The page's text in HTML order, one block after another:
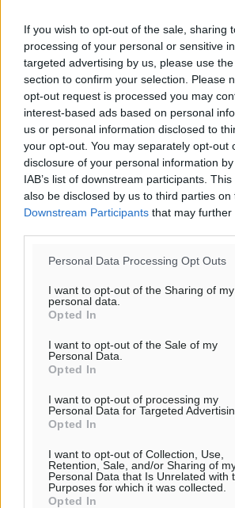
If you wish to opt-out of the sale, sharing
processing of your personal or sensitive
targeted advertising by us, please use
section to confirm your selection. Please
opt-out request is processed you may
interest-based ads based on personal
us or personal information disclosed to
your opt-out. You may separately opt-out
disclosure of your personal information
IAB’s list of downstream participants.
also be disclosed by us to third parties on
Downstream Participants that may
Personal Data Processing Opt Outs
I want to opt-out of the Sharing of my
personal data.
Opted In
I want to opt-out of the Sale of my
Personal Data.
Opted In
I want to opt-out of processing my
Personal Data for Targeted
Opted In
I want to opt-out of Collection, Use,
Retention, Sale, and/or Sharing of
Personal Data that Is Unrelated with
Purposes for which it was collected.
Opted In